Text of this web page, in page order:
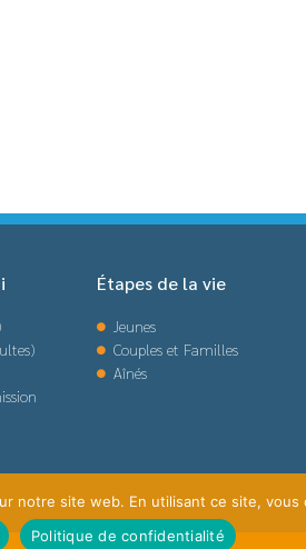
Étapes de la vie
Jeunes
Couples et Familles
Aînés
notre site web. En utilisant ce site,
Politique de confidentialité